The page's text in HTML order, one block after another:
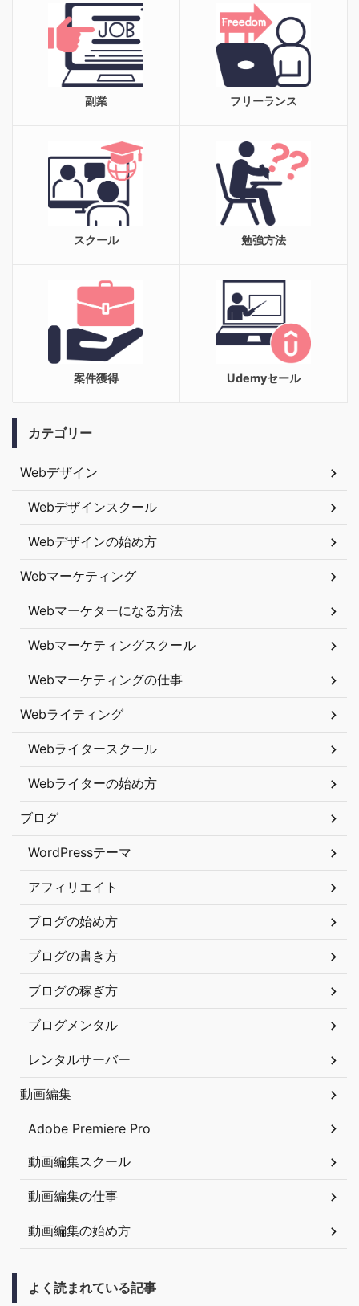
副業 フリーランス
スクール 勉強方法
案件獲得 Udemyセール
カテゴリー
Webデザイン
Webデザインスクール
Webデザインの始め方
Webマーケティング
Webマーケターになる方法
Webマーケティングスクール
Webマーケティングの仕事
Webライティング
Webライタースクール
Webライターの始め方
ブログ
WordPressテーマ
アフィリエイト
ブログの始め方
ブログの書き方
ブログの稼ぎ方
ブログメンタル
レンタルサーバー
動画編集
Adobe Premiere Pro
動画編集スクール
動画編集の仕事
動画編集の始め方
よく読まれている記事